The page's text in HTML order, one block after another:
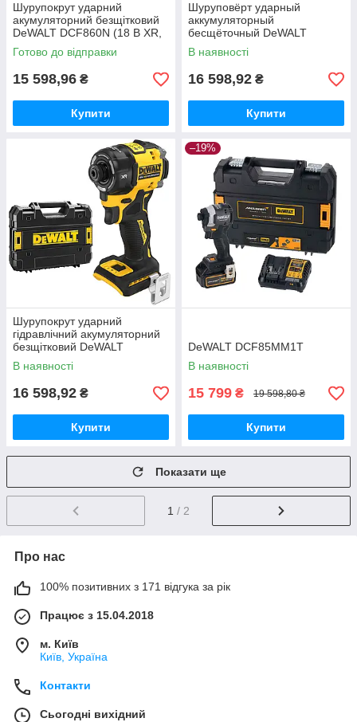
Шурупокрут ударний
акумуляторний безщітковий
DeWALT DCF860N (18 В XR,
282 Нм, 3800 об/хв, 1.1кг)
Готово до відправки
15 598,96 ₴
Купити
Шуруповёрт ударный
аккумуляторный
бесщёточный DeWALT
DCF860NT (18 В XR, 282 Нм,
3800 об/хв, 1.1кг, +валіза)
В наявності
16 598,92 ₴
Купити
Шурупокрут ударний
гідравлічний акумуляторний
безщітковий DeWALT
DCF870NT (18 В XR, 56 Нм,
1кг, валіза)
В наявності
16 598,92 ₴
Купити
–19%
DeWALT DCF85MM1T
В наявності
15 799 ₴ 19 598,80 ₴
Купити
Показати ще
1 / 2
Про нас
100% позитивних з 171 відгука за рік
Працює з 15.04.2018
м. Київ
Київ, Україна
Контакти
Сьогодні вихідний